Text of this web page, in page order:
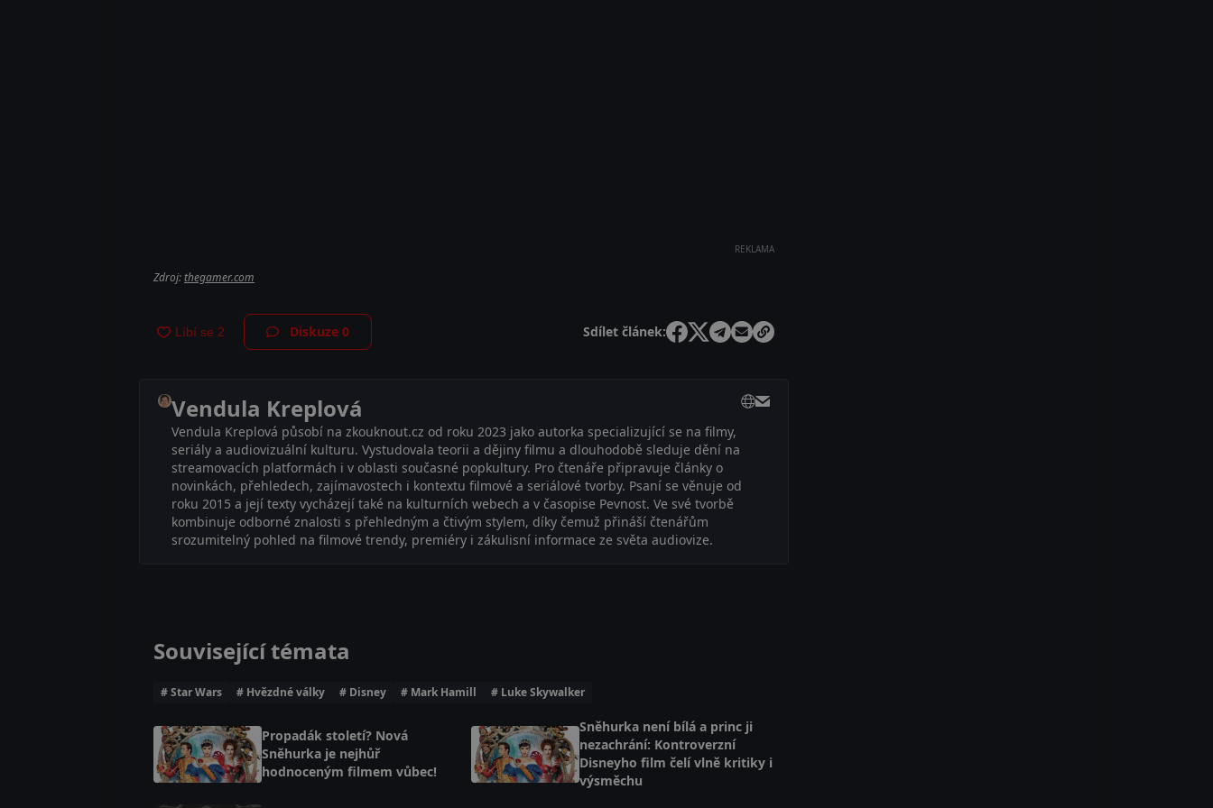
REKLAMA
Zdroj:thegamer.com
Diskuze0 Sdílet článek:
Vendula Kreplová
Vendula Kreplová působí na zkouknout.cz od roku 2023 jako autorka specializující se na filmy,
seriály a audiovizuální kulturu. Vystudovala teorii a dějiny filmu a dlouhodobě sleduje dění na
streamovacích platformách i v oblasti současné popkultury. Pro čtenáře připravuje články o
novinkách, přehledech, zajímavostech i kontextu filmové a seriálové tvorby. Psaní se věnuje od
roku 2015 a její texty vycházejí také na kulturních webech a v časopise Pevnost. Ve své tvorbě
kombinuje odborné znalosti s přehledným a čtivým stylem, díky čemuž přináší čtenářům
srozumitelný pohled na filmové trendy, premiéry i zákulisní informace ze světa audiovize.
Související témata
# Star Wars # Hvězdné války # Disney # Mark Hamill # Luke Skywalker
Propadák století? Nová
Sněhurka je nejhůř
hodnoceným filmem vůbec!
Sněhurka není bílá a princ ji
nezachrání: Kontroverzní
Disneyho film čelí vlně kritiky i
výsměchu